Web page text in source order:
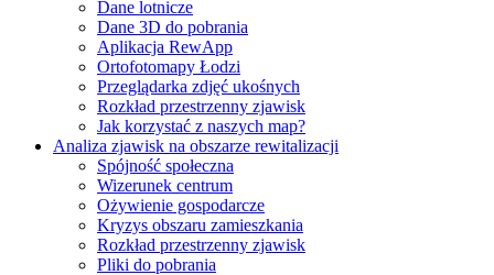
Dane lotnicze
Dane 3D do pobrania
Aplikacja RewApp
Ortofotomapy Łodzi
Przeglądarka zdjęć ukośnych
Rozkład przestrzenny zjawisk
Jak korzystać z naszych map?
Analiza zjawisk na obszarze rewitalizacji
Spójność społeczna
Wizerunek centrum
Ożywienie gospodarcze
Kryzys obszaru zamieszkania
Rozkład przestrzenny zjawisk
Pliki do pobrania